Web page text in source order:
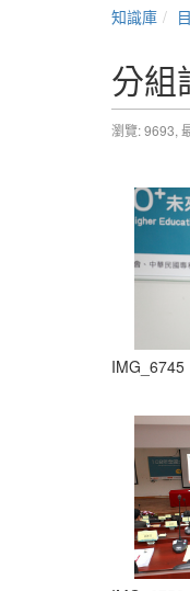
知識庫
分組
瀏覽: 9693,
IMG_6745